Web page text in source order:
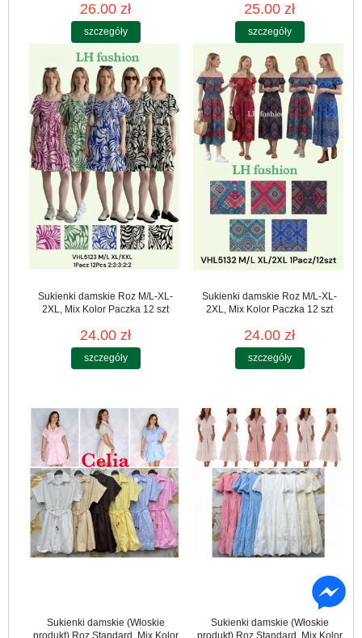
26.00 zł
szczegóły
25.00 zł
szczegóły
Sukienki damskie Roz M/L-XL-
2XL, Mix Kolor Paczka 12 szt
24.00 zł
szczegóły
Sukienki damskie Roz M/L-XL-
2XL, Mix Kolor Paczka 12 szt
24.00 zł
szczegóły
Sukienki damskie (Włoskie
Sukienki damskie (Włoskie